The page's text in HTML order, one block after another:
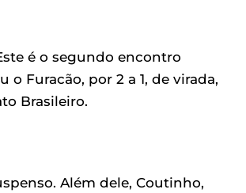
é o segundo encontro
Furacão, por 2 a 1, de virada,
Brasileiro.
Além dele, Coutinho,